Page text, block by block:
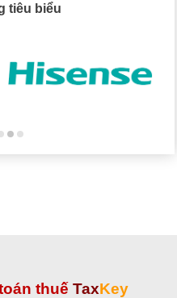
tiêu biểu
thuế TaxKey